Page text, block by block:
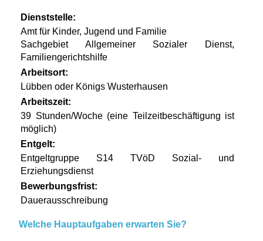
Dienststelle:
Amt für Kinder, Jugend und Familie
Sachgebiet Allgemeiner Sozialer Dienst,
Familiengerichtshilfe
Arbeitsort:
Lübben oder Königs Wusterhausen
Arbeitszeit:
39 Stunden/Woche (eine Teilzeitbeschäftigung ist
möglich)
Entgelt:
Entgeltgruppe S14 TVöD Sozial- und
Erziehungsdienst
Bewerbungsfrist:
Dauerausschreibung
Welche Hauptaufgaben erwarten Sie?